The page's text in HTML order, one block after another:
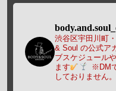
渋谷区宇田川町
& Soul の公式ア
ブスケジュール
ます
※DM
しておりません